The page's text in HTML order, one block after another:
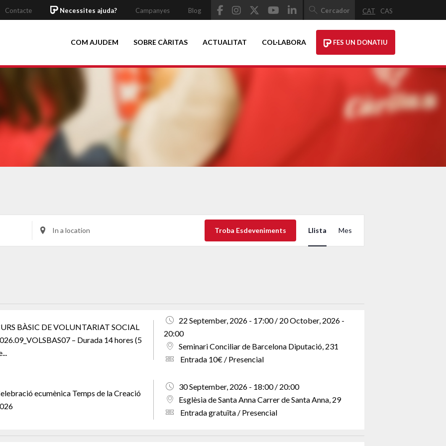
Contacte Necessites ajuda? Campanyes Blog Cercador CAT CAS
COM AJUDEM SOBRE CÀRITAS ACTUALITAT COL·LABORA FES UN DONATIU
Enter
Location.
Location.
Troba Esdeveniments Llista Mes
BÀSIC DE VOLUNTARIAT SOCIAL
– Durada 14 hores (5
22 September, 2026 - 17:00 / 20 October, 2026 -
20:00
Seminari Conciliar de Barcelona Diputació, 231
Entrada 10€ / Presencial
ecumènica Temps de la Creació
30 September, 2026 - 18:00 / 20:00
Esglèsia de Santa Anna Carrer de Santa Anna, 29
Entrada gratuïta / Presencial